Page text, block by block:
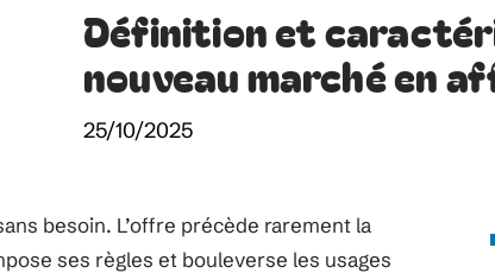
Définition et
nouveau marché en
25/10/2025
besoin. L’offre précède rarement la
ses règles et bouleverse les usages